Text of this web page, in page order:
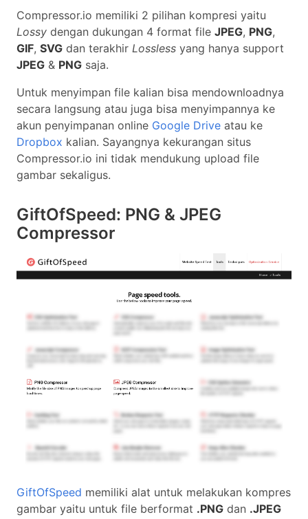
Compressor.io memiliki 2 pilihan kompresi yaitu
Lossy dengan dukungan 4 format file JPEG, PNG,
GIF, SVG dan terakhir Lossless yang hanya support
JPEG & PNG saja.
Untuk menyimpan file kalian bisa mendownloadnya
secara langsung atau juga bisa menyimpannya ke
akun penyimpanan online Google Drive atau ke
Dropbox kalian. Sayangnya kekurangan situs
Compressor.io ini tidak mendukung upload file
gambar sekaligus.
GiftOfSpeed: PNG & JPEG
Compressor
GiftOfSpeed memiliki alat untuk melakukan kompres
gambar yaitu untuk file berformat .PNG dan .JPEG